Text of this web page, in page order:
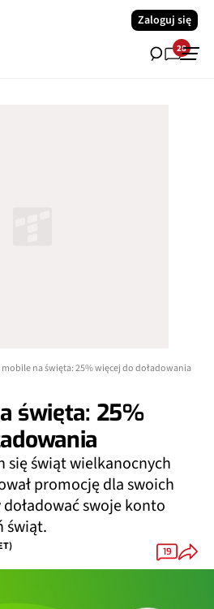
Zaloguj się
28
mobile na święta: 25% więcej do doładowania
święta: 25%
się świąt wielkanocnych
promocję dla swoich
swoje konto
świąt.
19